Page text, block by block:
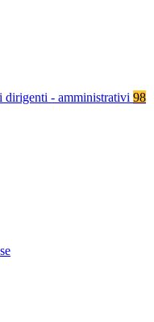
dirigenti - amministrativi 98